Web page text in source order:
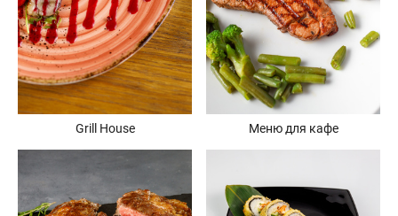
Grill House Меню для кафе